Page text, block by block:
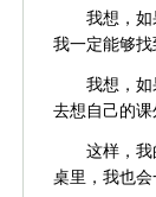
我想，
我一定能够找
我想，
去想自己的课
这样，
桌里，我也